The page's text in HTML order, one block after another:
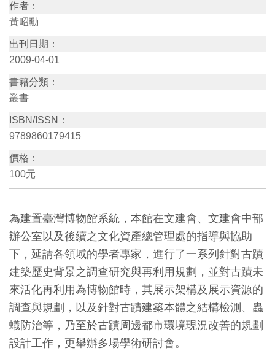
覽
資
訊
教
育
活
動
出
版
創
典
藏
研
究
便
作者：
黃昭勳
出刊日期：
2009-04-01
書籍分類：
叢書
ISBN/ISSN：
9789860179415
價格：
100元
為建置臺灣博物館系統，本館在文建會、文建會中部
辦公室以及後續之文化資產總管理處的指導與協助
下，延請各領域的學者專家，進行了一系列針對古蹟
建築歷史背景之調查研究與再利用規劃，並對古蹟未
來活化再利用為博物館時，其展示架構及展示資源的
調查與規劃，以及針對古蹟建築本體之結構檢測、蟲
蟻防治等，乃至於古蹟周邊都市環境現況改善的規劃
設計工作，更舉辦多場學術研討會。